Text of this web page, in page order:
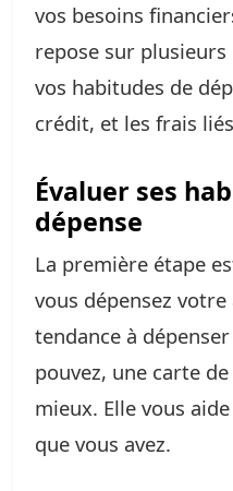
vos besoins
repose sur
vos habitudes de
crédit, et les frais
Évaluer ses
dépense
La première étape
vous dépensez
tendance à
pouvez, une carte
mieux. Elle vous
que vous avez.